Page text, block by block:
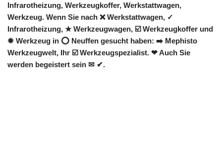
Infrarotheizung, Werkzeugkoffer, Werkstattwagen,
Werkzeug. Wenn Sie nach ❌ Werkstattwagen, ✓
Infrarotheizung, ★ Werkzeugwagen, ☑️ Werkzeugkoffer und
✹ Werkzeug in ⭕ Neuffen gesucht haben: ➡️ Mephisto
Werkzeugwelt, Ihr ☑️ Werkzeugspezialist. ❤ Auch Sie
werden begeistert sein ✉ ✔.